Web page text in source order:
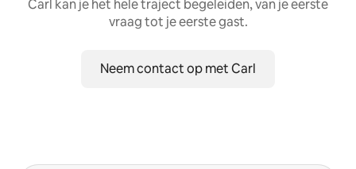
Carl kan je het hele traject begeleiden, van je eerste
vraag tot je eerste gast.
Neem contact op met Carl